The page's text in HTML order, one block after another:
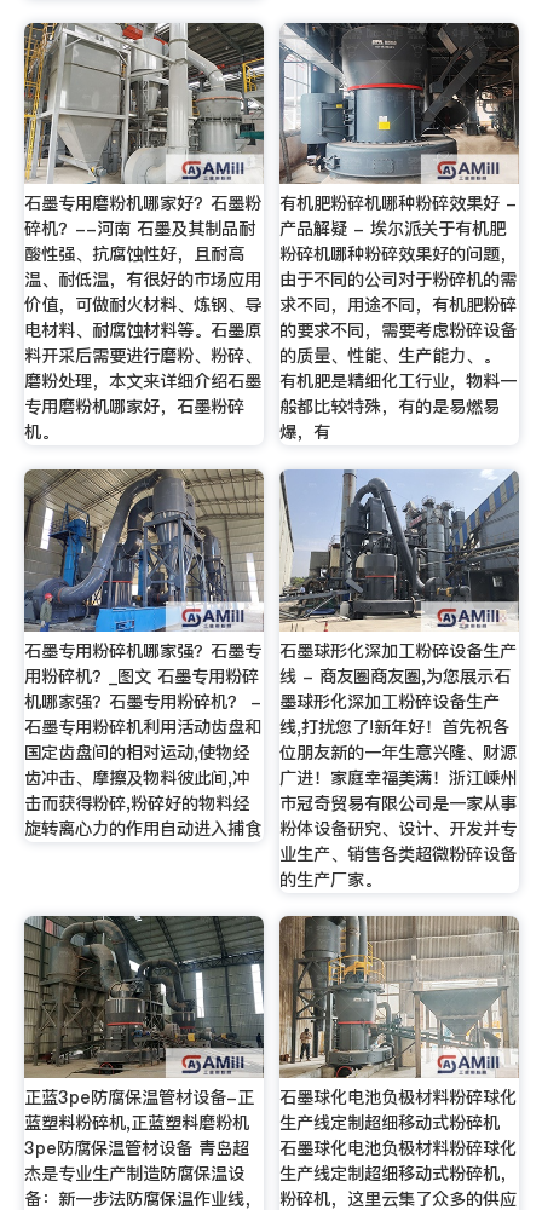
石墨专用磨粉机哪家好？石墨粉
碎机？--河南 石墨及其制品耐
酸性强、抗腐蚀性好，且耐高
温、耐低温，有很好的市场应用
价值，可做耐火材料、炼钢、导
电材料、耐腐蚀材料等。石墨原
料开采后需要进行磨粉、粉碎、
磨粉处理，本文来详细介绍石墨
专用磨粉机哪家好，石墨粉碎
机。
有机肥粉碎机哪种粉碎效果好 -
产品解疑 - 埃尔派关于有机肥
粉碎机哪种粉碎效果好的问题，
由于不同的公司对于粉碎机的需
求不同，用途不同，有机肥粉碎
的要求不同，需要考虑粉碎设备
的质量、性能、生产能力、。
有机肥是精细化工行业，物料一
般都比较特殊，有的是易燃易
爆，有
石墨专用粉碎机哪家强？石墨专
用粉碎机？_图文 石墨专用粉碎
机哪家强？石墨专用粉碎机？ -
石墨专用粉碎机利用活动齿盘和
国定齿盘间的相对运动,使物经
齿冲击、摩擦及物料彼此间,冲
击而获得粉碎,粉碎好的物料经
旋转离心力的作用自动进入捕食
石墨球形化深加工粉碎设备生产
线 - 商友圈商友圈,为您展示石
墨球形化深加工粉碎设备生产
线,打扰您了!新年好！首先祝各
位朋友新的一年生意兴隆、财源
广进！家庭幸福美满！浙江嵊州
市冠奇贸易有限公司是一家从事
粉体设备研究、设计、开发并专
业生产、销售各类超微粉碎设备
的生产厂家。
正蓝3pe防腐保温管材设备-正
蓝塑料粉碎机,正蓝塑料磨粉机
3pe防腐保温管材设备 青岛超
杰是专业生产制造防腐保温设
备：新一步法防腐保温作业线，
石墨球化电池负极材料粉碎球化
生产线定制超细移动式粉碎机
石墨球化电池负极材料粉碎球化
生产线定制超细移动式粉碎机，
粉碎机，这里云集了众多的供应